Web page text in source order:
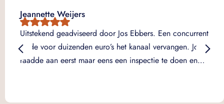
Jeannette Weijers
Uitstekend geadviseerd door Jos Ebbers. Een concurrent
wilde voor duizenden euro’s het kanaal vervangen. Jos
raadde aan eerst maar eens een inspectie te doen en…